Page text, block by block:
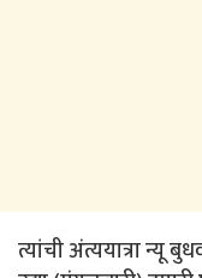
त्यांची अंत्ययात्रा न्यू